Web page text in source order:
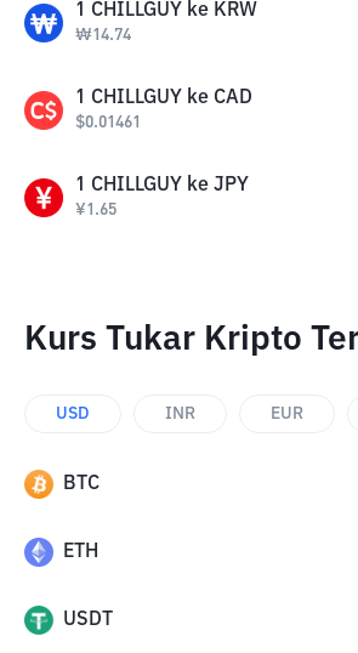
1 CHILLGUY ke KRW
₩14.74
1 CHILLGUY ke CAD
$0.01461
1 CHILLGUY ke JPY
¥1.65
Kurs Tukar Kripto
USD INR EUR
BTC
ETH
USDT